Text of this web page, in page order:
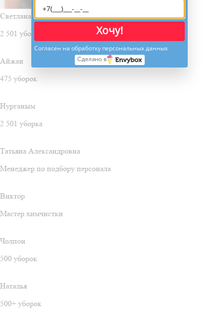
Светлана
2 501 уборка
Айжан
475 уборок
Нурганым
2 501 уборка
Татьяна Александровна
Менеджер по подбору персонала
Виктор
Мастер химчистки
Чолпон
500 уборок
Наталья
500+ уборок
Хочу!
Согласен на обработку персональных данных
Сделано в